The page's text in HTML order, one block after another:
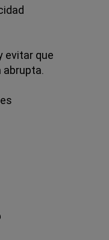
evitar que
abrupta.